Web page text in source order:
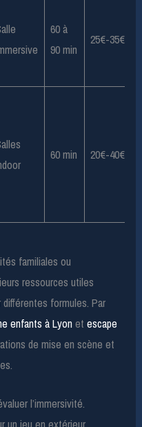
60 à
90 min
25€-35€/
60 min 20€-40€/
familiales ou
ressources utiles
formules. Par
enfants à Lyonetescape
de mise en scène et
l’immersivité.